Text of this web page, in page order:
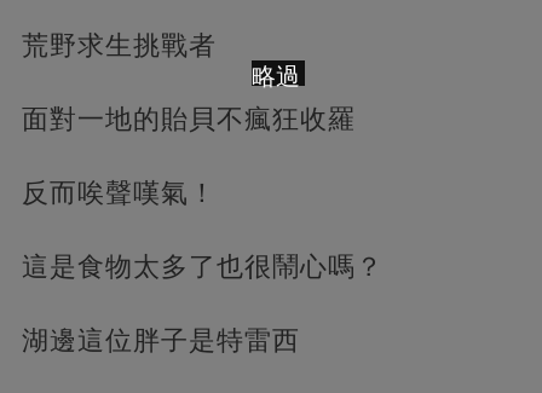
荒野求生挑戰者
面對一地的貽貝不瘋狂收羅
反而唉聲嘆氣！
這是食物太多了也很鬧心嗎？
湖邊這位胖子是特雷西
略過